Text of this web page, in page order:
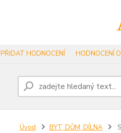
PŘIDAT HODNOCENÍ HODNOCENÍ
Úvod BYT, DŮM, DÍLNA